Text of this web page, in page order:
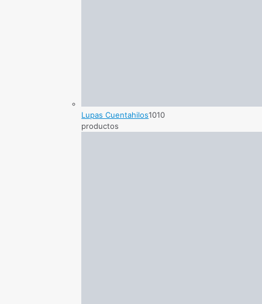
Lupas Cuentahilos1010
productos